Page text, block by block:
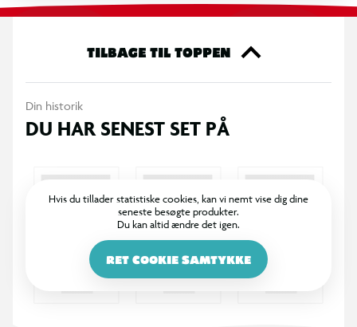
TILBAGE TIL TOPPEN
Din historik
DU HAR SENEST SET PÅ
Hvis du tillader statistiske cookies, kan vi nemt vise dig dine
seneste besøgte produkter.
Du kan altid ændre det igen.
RET COOKIE SAMTYKKE